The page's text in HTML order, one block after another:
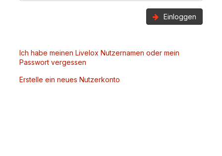
Einloggen
Ich habe meinen Livelox Nutzernamen oder mein
Passwort vergessen
Erstelle ein neues Nutzerkonto